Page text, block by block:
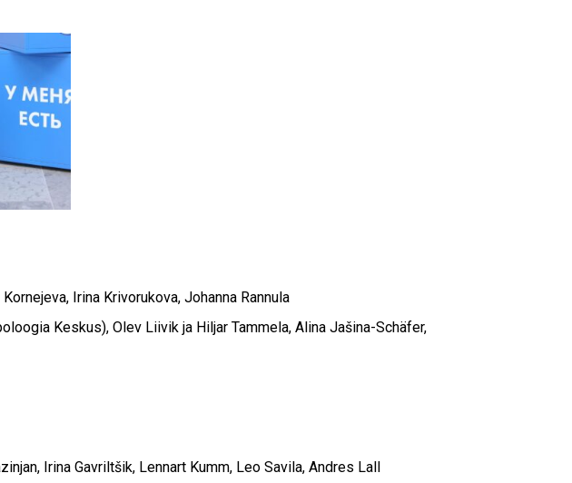
Irina Krivorukova, Johanna Rannula
Keskus), Olev Liivik ja Hiljar Tammela, Alina Jašina-Schäfer,
Irina Gavriltšik, Lennart Kumm, Leo Savila, Andres Lall